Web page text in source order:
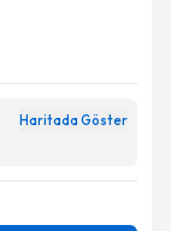
Haritada Göster